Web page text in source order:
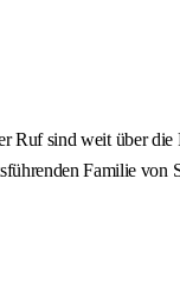
Ruf sind weit über
Familie